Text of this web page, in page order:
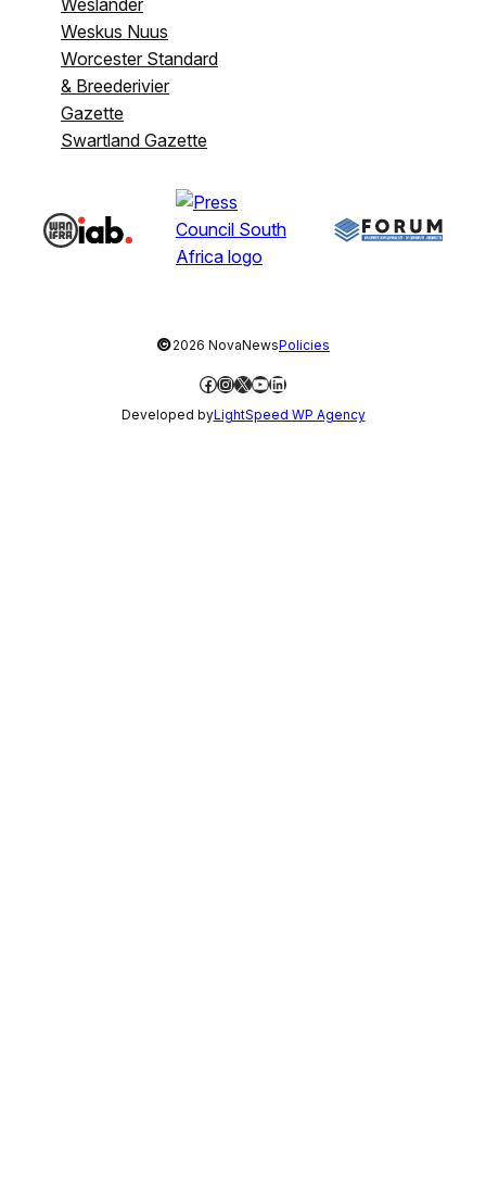
Weslander
Weskus Nuus
Worcester Standard
& Breederivier
Gazette
Swartland Gazette
©2026 NovaNewsPolicies
Facebook
Instagram
X YouTube
LinkedIn
Developed byLightSpeed WP Agency